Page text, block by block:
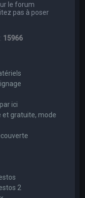
le forum
pas à poser
15966
ici
et gratuite, mode
2